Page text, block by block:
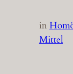
in
Mittel